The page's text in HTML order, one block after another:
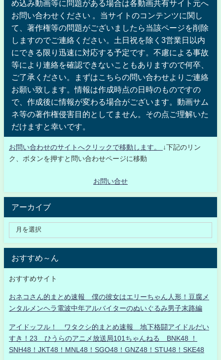
め込み動画等に問題がある場合は各動画共有サイト元へ
お問い合わせください 。当サイトのコンテンツに関し
て、著作権等の問題がございましたら当該ページを削除
しますのでご連絡ください。土日祝を除く3営業日以内
にできる限り迅速に対応する予定です。不慮による事故
等により連絡を確認できないこともありますので何卒、
ご了承ください。まずはこちらの問い合わせよりご連絡
お願い致します。情報は作成時点の日時のものですの
で、作成後に情報が変わる場合がございます。動画サム
ネ等の著作権侵害目的としてません。その点ご理解いた
だけますと幸いです。
お問い合わせのサイトへクリックで移動します。
↓下記のリン
ク、ボタンを押すと問い合わせページに移動
お問い合せ
アーカイブ
おすすめ～ん
おすすめサイト
おネコさん的まとめ速報 僕の彼女はエリーちゃん人形！豆腐メ
ンタルメンヘラ電波中年アルバイターのぬいぐるみ男子末路編
アイドッフル！ ワタクシ的まとめ速報 地下格闘アイドルだい
すき！23 ひうらのアニメ放送局101ちゃんねる BNK48 ！
SNH48！JKT48！MNL48！SGO48！GNZ48！STU48！SKE48